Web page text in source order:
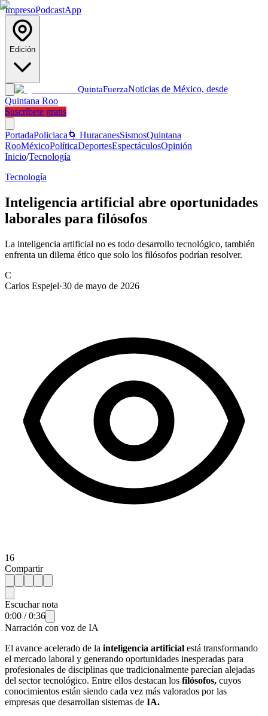
ImpresoPodcastApp
Edición
QuintaFuerzaNoticias de México, desde
Quintana Roo
Suscríbete gratis
PortadaPoliciaca 🌀 HuracanesSismosQuintana
RooMéxicoPolíticaDeportesEspectáculosOpinión
Inicio/Tecnología
Tecnología
Inteligencia artificial abre oportunidades
laborales para filósofos
La inteligencia artificial no es todo desarrollo tecnológico, también
enfrenta un dilema ético que solo los filósofos podrían resolver.
C
Carlos Espejel·30 de mayo de 2026
16
Compartir
Escuchar nota
0:00 /0:36
Narración con voz de IA
El avance acelerado de la inteligencia artificial está transformando
el mercado laboral y generando oportunidades inesperadas para
profesionales de disciplinas que tradicionalmente parecían alejadas
del sector tecnológico. Entre ellos destacan los filósofos, cuyos
conocimientos están siendo cada vez más valorados por las
empresas que desarrollan sistemas de IA.